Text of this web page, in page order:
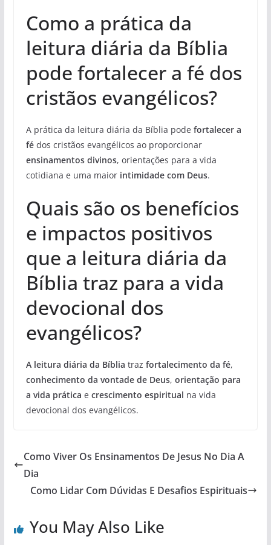
Como a prática da
leitura diária da Bíblia
pode fortalecer a fé dos
cristãos evangélicos?
A prática da leitura diária da Bíblia pode fortalecer a
fédos cristãos evangélicos ao proporcionar
ensinamentos divinos, orientações para a vida
cotidiana e uma maior intimidade com Deus.
Quais são os benefícios
e impactos positivos
que a leitura diária da
Bíblia traz para a vida
devocional dos
evangélicos?
A leitura diária da Bíblia traz fortalecimento da fé,
conhecimento da vontade de Deus, orientação para
a vida prática e crescimento espiritual na vida
devocional dos evangélicos.
Como Viver Os Ensinamentos De Jesus No Dia A
Dia
Como Lidar Com Dúvidas E Desafios Espirituais
You May Also Like